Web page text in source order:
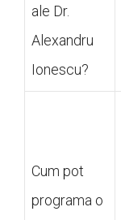
ale Dr.
Alexandru
Ionescu?
Cum pot
programa o